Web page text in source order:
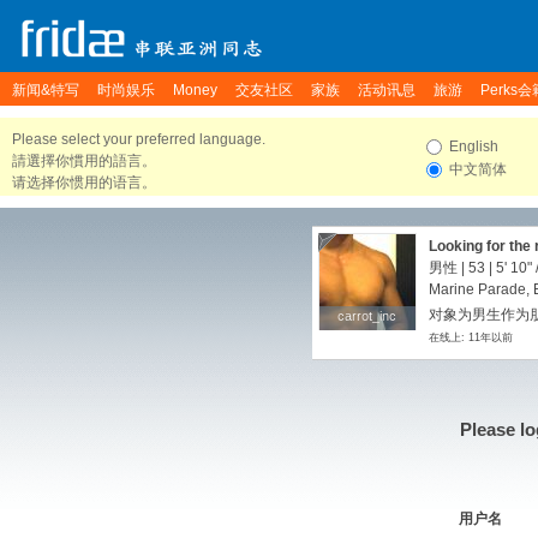
新闻&特写 时尚娱乐 Money 交友社区 家族 活动讯息 旅游 Perks会
Please select your preferred language.
請選擇你慣用的語言。
请选择你惯用的语言。
English
中文简体
carrot_inc
carrot_inc
Looking for the
男性 | 53 | 5' 10"
Marine Parade,
对象为男生作为
在线上: 11年以前
Please
用户名